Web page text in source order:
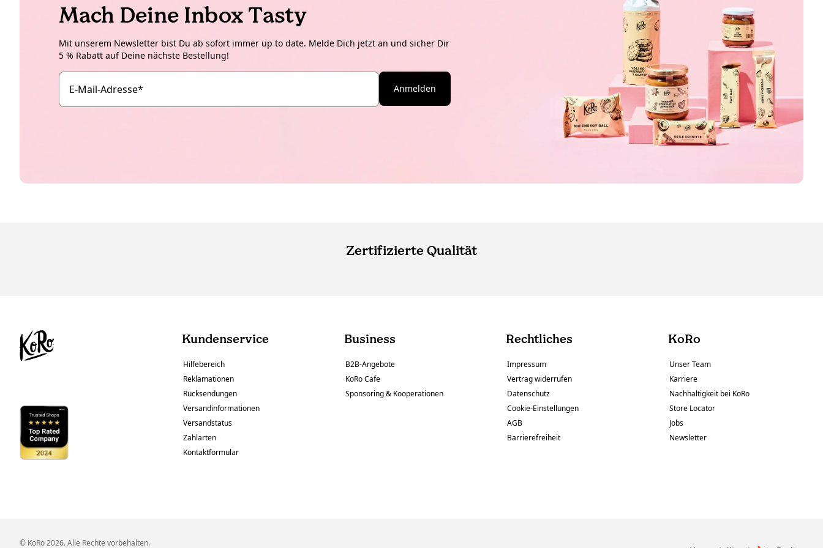
Mach Deine Inbox Tasty
Mit unserem Newsletter bist Du ab sofort immer up to date. Melde Dich jetzt an und sicher Dir
5 % Rabatt auf Deine nächste Bestellung!
E-Mail-Adresse* Anmelden
Zertifizierte Qualität
Kundenservice
Hilfebereich
Reklamationen
Rücksendungen
Versandinformationen
Versandstatus
Zahlarten
Kontaktformular
Business
B2B-Angebote
KoRo Cafe
Sponsoring & Kooperationen
Rechtliches
Impressum
Vertrag widerrufen
Datenschutz
Cookie-Einstellungen
AGB
Barrierefreiheit
KoRo
Unser Team
Karriere
Nachhaltigkeit bei KoRo
Store Locator
Jobs
Newsletter
© KoRo 2026. Alle Rechte vorbehalten.